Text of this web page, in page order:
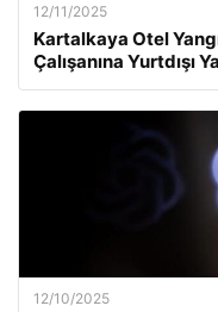
12/11/2025
Kartalkaya Otel
Çalışanına Yurtdışı
12/10/2025